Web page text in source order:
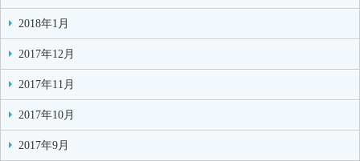
2018年1月
2017年12月
2017年11月
2017年10月
2017年9月